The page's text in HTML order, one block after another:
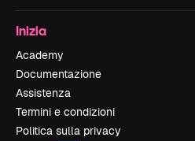
Inizia
Academy
Documentazione
Assistenza
Termini e condizioni
Politica sulla privacy